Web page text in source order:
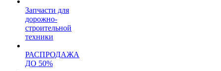
Запчасти для
дорожно-
строительной
техники
РАСПРОДАЖА
ДО 50%